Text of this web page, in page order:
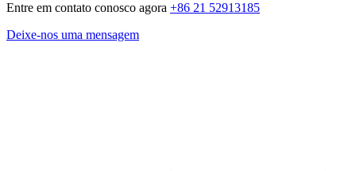
Entre em contato conosco agora +86 21 52913185
Deixe-nos uma mensagem